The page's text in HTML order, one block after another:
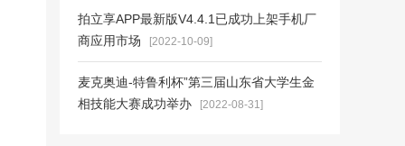
拍立享APP最新版V4.4.1已成功上架手机厂
商应用市场
[2022-10-09]
麦克奥迪-特鲁利杯”第三届山东省大学生金
相技能大赛成功举办
[2022-08-31]